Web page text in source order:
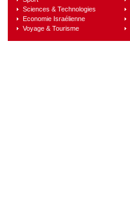
Sciences & Technologies
Economie Israélienne
Voyage & Tourisme